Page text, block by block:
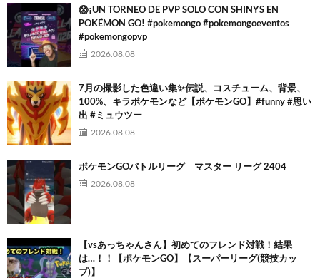
😱¡UN TORNEO DE PVP SOLO CON SHINYS EN
POKÉMON GO! #pokemongo #pokemongoeventos
#pokemongopvp
2026.08.08
7月の撮影した色違い集✨伝説、コスチューム、背景、
100%、キラポケモンなど【ポケモンGO】#funny #思い
出 #ミュウツー
2026.08.08
ポケモンGOバトルリーグ マスター リーグ 2404
2026.08.08
【vsあっちゃんさん】初めてのフレンド対戦！結果
は…！！【ポケモンGO】【スーパーリーグ(競技カッ
プ)】